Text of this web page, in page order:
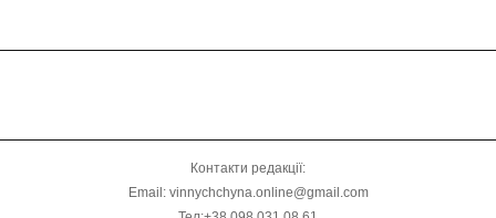
Контакти редакції:
Email: vinnychchyna.online@gmail.com